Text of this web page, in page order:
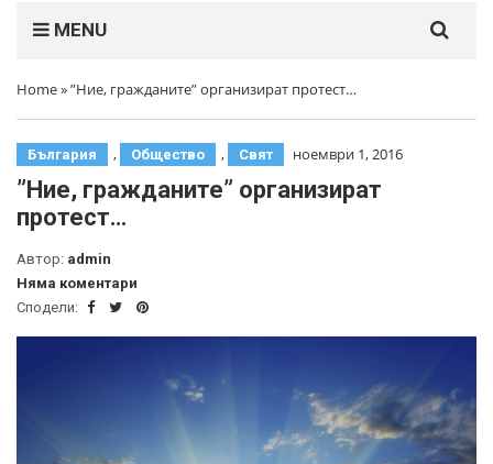
MENU
Home»”Ние, гражданите” организират протест…
България , Общество , Свят ноември 1, 2016
”Ние, гражданите” организират
протест…
Автор: admin
Няма коментари
Сподели: